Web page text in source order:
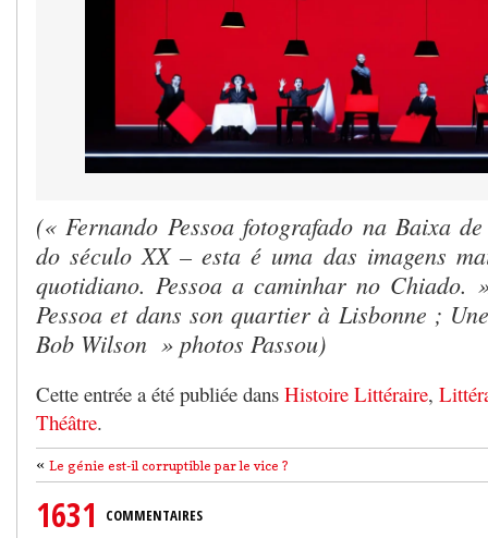
(« Fernando Pessoa fotografado na Baixa
do século XX – esta é uma das imagens
quotidiano. Pessoa a caminhar no Chiado.
Pessoa et dans son quartier à Lisbonne ;
Bob Wilson » photos Passou)
Cette entrée a été publiée dans Histoire Littéraire,
Théâtre.
« Le génie est-il corruptible par le vice ?
1631 COMMENTAIRES